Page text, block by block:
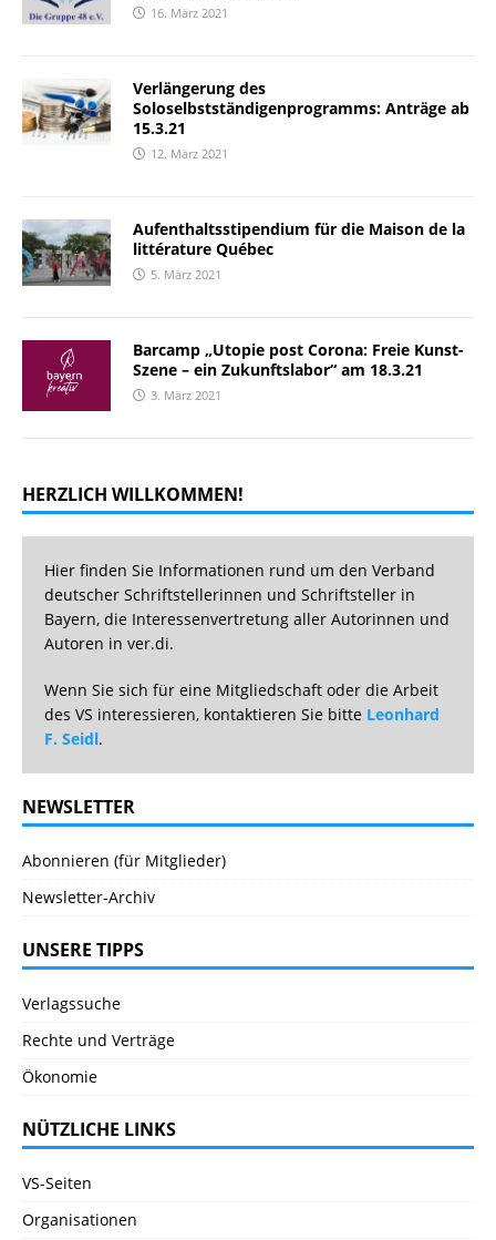
16. März 2021
Verlängerung des
Soloselbstständigenprogramms: Anträge ab
15.3.21
12. März 2021
Aufenthaltsstipendium für die Maison de la
littérature Québec
5. März 2021
Barcamp „Utopie post Corona: Freie Kunst-
Szene – ein Zukunftslabor“ am 18.3.21
3. März 2021
HERZLICH WILLKOMMEN!
Hier finden Sie Informationen rund um den Verband
deutscher Schriftstellerinnen und Schriftsteller in
Bayern, die Interessenvertretung aller Autorinnen und
Autoren in ver.di.
Wenn Sie sich für eine Mitgliedschaft oder die Arbeit
des VS interessieren, kontaktieren Sie bitte Leonhard
F. Seidl.
NEWSLETTER
Abonnieren (für Mitglieder)
Newsletter-Archiv
UNSERE TIPPS
Verlagssuche
Rechte und Verträge
Ökonomie
NÜTZLICHE LINKS
VS-Seiten
Organisationen